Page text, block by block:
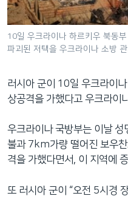
게
이
션
으
이
동
색
으
로
10일 우크라이나 하르키우 북동
파괴된 저택을 우크라이나 소방
러시아 군이 10일 우크라이
상공격을 가했다고 우크라이
우크라이나 국방부는 이날 성
불과 7km가량 떨어진 보우
격을 가했다면서, 이 지역에
또 러시아 군이 “오전 5시경